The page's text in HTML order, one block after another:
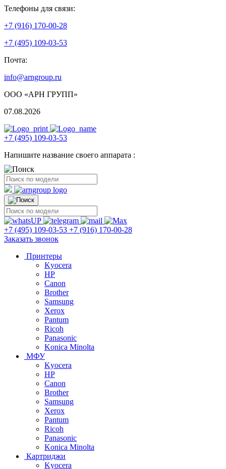
Телефоны для связи:
+7 (916) 170-00-28
+7 (495) 109-03-53
Почта:
info@arngroup.ru
ООО «АРН ГРУПП»
07.08.2026
+7 (495) 109-03-53
Напишите название своего аппарата :
+7 (495) 109-03-53 +7 (916) 170-00-28
Заказать звонок
Принтеры
Kyocera
HP
Canon
Brother
Samsung
Xerox
Pantum
Ricoh
Panasonic
Konica Minolta
МФУ
Kyocera
HP
Canon
Brother
Samsung
Xerox
Pantum
Ricoh
Panasonic
Konica Minolta
Картриджи
Kyocera